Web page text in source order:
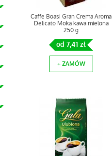
Caffe Boasi Gran Crema Aroma
Delicato Moka kawa mielona
250 g
od 7,41 zł
+ ZAMÓW